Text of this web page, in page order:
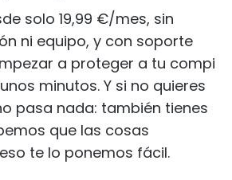
solo 19,99 €/mes, sin
ni equipo, y con soporte
a proteger a tu compi
minutos. Y si no quieres
pasa nada: también tienes
que las cosas
te lo ponemos fácil.